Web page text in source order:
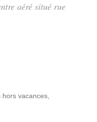
aéré situé rue
hors vacances